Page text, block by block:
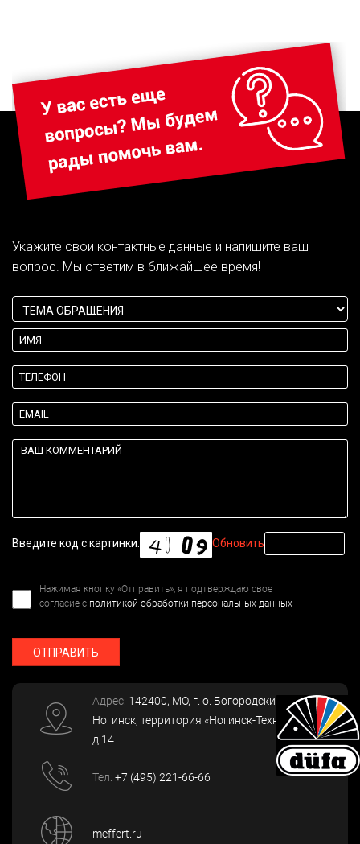
Укажите свои контактные данные и напишите ваш
вопрос. Мы ответим в ближайшее время!
Введите код с картинки: Обновить
Нажимая кнопку «Отправить», я подтверждаю свое
согласие с политикой обработки персональных данных
ОТПРАВИТЬ
Адрес: 142400, МО, г. о. Богородский, г.
Ногинск, территория «Ногинск-Технопарк»,
д.14
Тел: +7 (495) 221-66-66
meffert.ru